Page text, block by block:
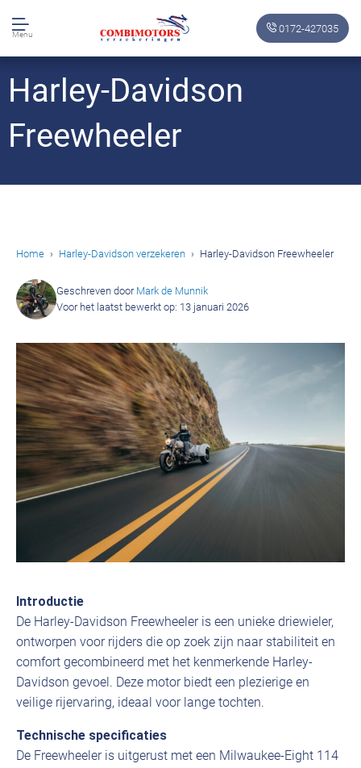
Menu 0172-427035
Harley-Davidson
Freewheeler
Home Harley-Davidson verzekeren Harley-Davidson Freewheeler
Geschreven door Mark de Munnik
Voor het laatst bewerkt op: 13 januari 2026
Introductie
De Harley-Davidson Freewheeler is een unieke driewieler,
ontworpen voor rijders die op zoek zijn naar stabiliteit en
comfort gecombineerd met het kenmerkende Harley-
Davidson gevoel. Deze motor biedt een plezierige en
veilige rijervaring, ideaal voor lange tochten.
Technische specificaties
De Freewheeler is uitgerust met een Milwaukee-Eight 114